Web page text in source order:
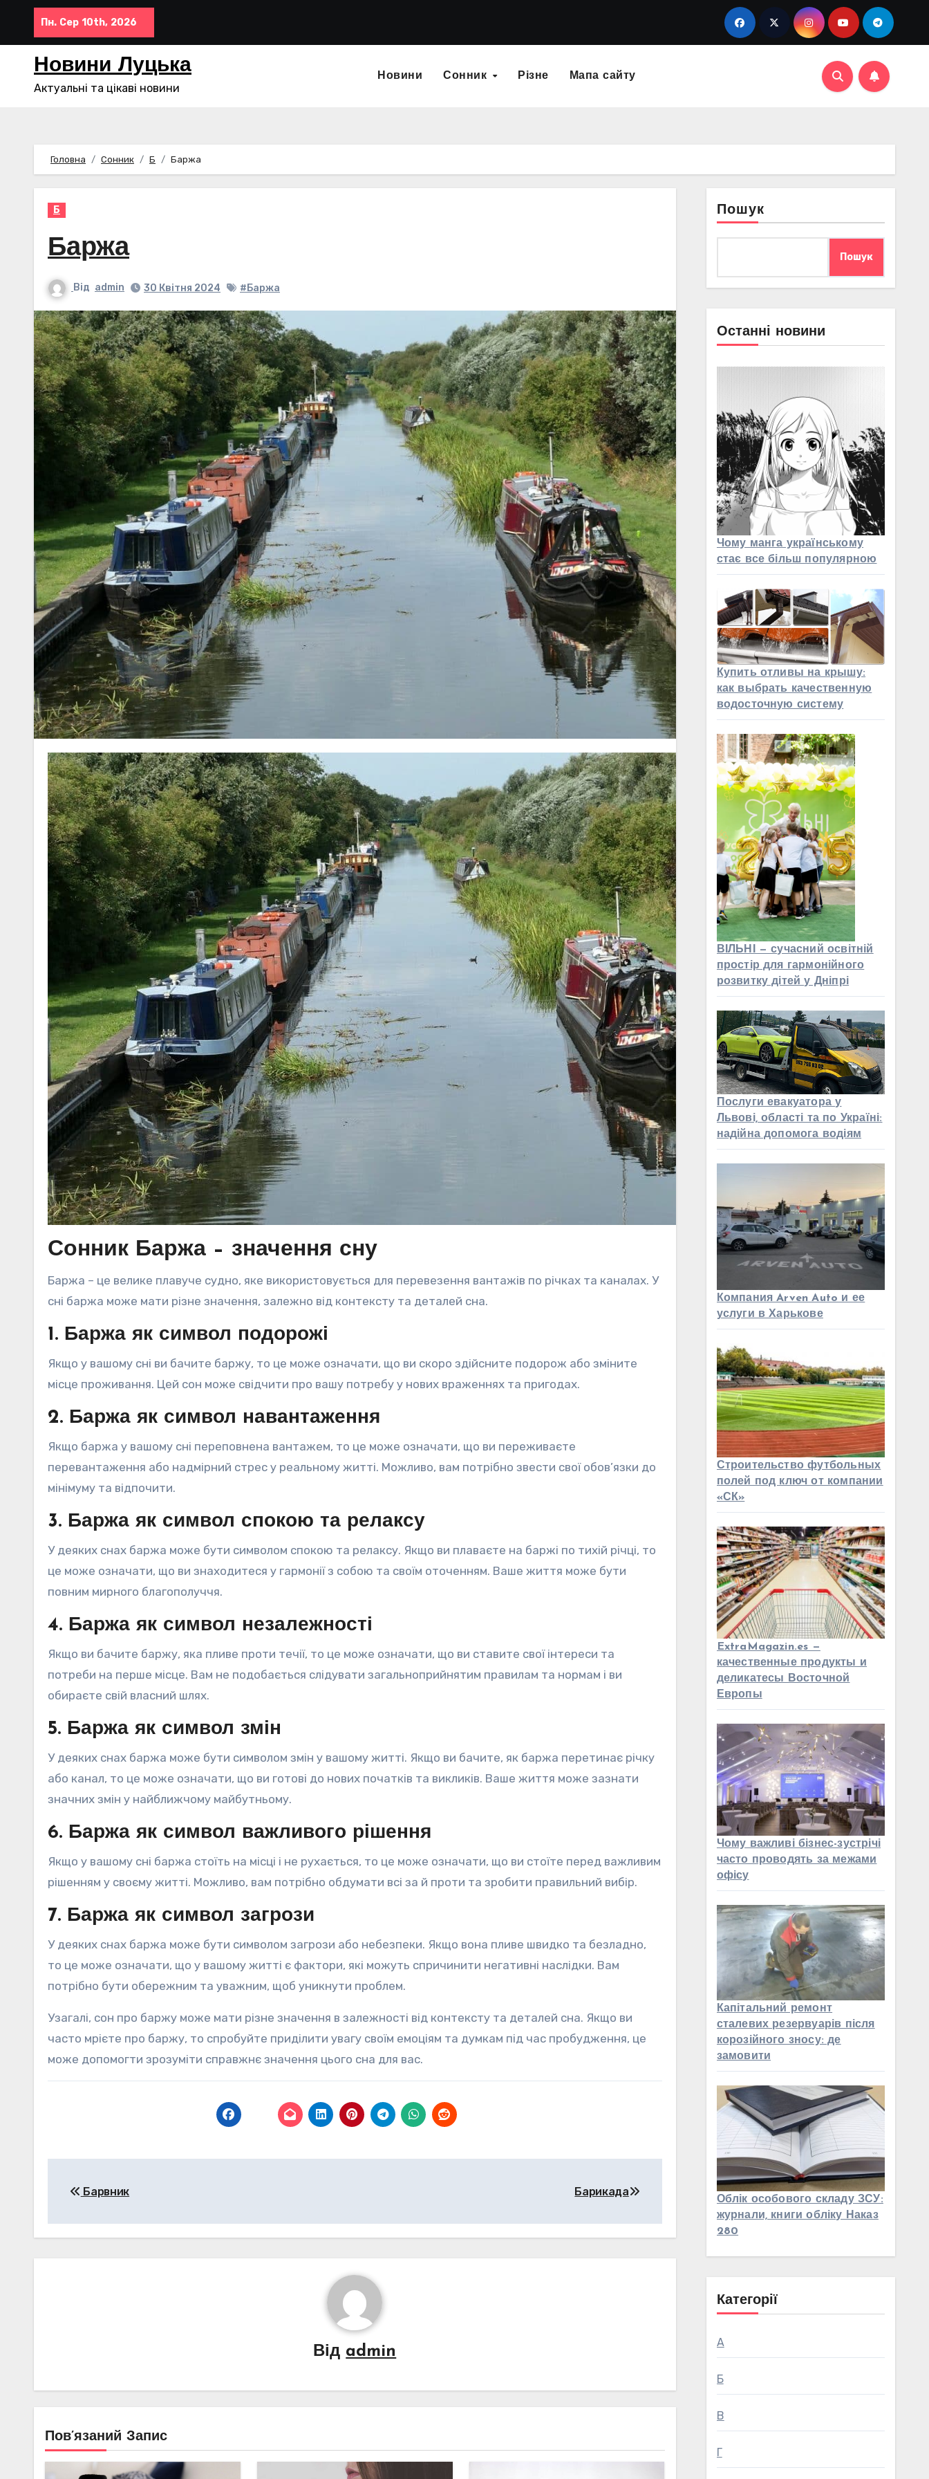
Перейти
контенту
Пн. Сер 10th, 2026
Новини Луцька
Актуальні та цікаві новини
Новини Сонник Різне Мапа сайту
Головна Сонник Б Баржа
Б
Баржа
Від admin 30 Квітня 2024 #Баржа
Сонник Баржа – значення сну
Баржа – це велике плавуче судно, яке використовується для перевезення вантажів по річках та каналах. У
сні баржа може мати різне значення, залежно від контексту та деталей сна.
1. Баржа як символ подорожі
Якщо у вашому сні ви бачите баржу, то це може означати, що ви скоро здійсните подорож або зміните
місце проживання. Цей сон може свідчити про вашу потребу у нових враженнях та пригодах.
2. Баржа як символ навантаження
Якщо баржа у вашому сні переповнена вантажем, то це може означати, що ви переживаєте
перевантаження або надмірний стрес у реальному житті. Можливо, вам потрібно звести свої обов’язки до
мінімуму та відпочити.
3. Баржа як символ спокою та релаксу
У деяких снах баржа може бути символом спокою та релаксу. Якщо ви плаваєте на баржі по тихій річці, то
це може означати, що ви знаходитеся у гармонії з собою та своїм оточенням. Ваше життя може бути
повним мирного благополуччя.
4. Баржа як символ незалежності
Якщо ви бачите баржу, яка пливе проти течії, то це може означати, що ви ставите свої інтереси та
потреби на перше місце. Вам не подобається слідувати загальноприйнятим правилам та нормам і ви
обираєте свій власний шлях.
5. Баржа як символ змін
У деяких снах баржа може бути символом змін у вашому житті. Якщо ви бачите, як баржа перетинає річку
або канал, то це може означати, що ви готові до нових початків та викликів. Ваше життя може зазнати
значних змін у найближчому майбутньому.
6. Баржа як символ важливого рішення
Якщо у вашому сні баржа стоїть на місці і не рухається, то це може означати, що ви стоїте перед важливим
рішенням у своєму житті. Можливо, вам потрібно обдумати всі за й проти та зробити правильний вибір.
7. Баржа як символ загрози
У деяких снах баржа може бути символом загрози або небезпеки. Якщо вона пливе швидко та безладно,
то це може означати, що у вашому житті є фактори, які можуть спричинити негативні наслідки. Вам
потрібно бути обережним та уважним, щоб уникнути проблем.
Узагалі, сон про баржу може мати різне значення в залежності від контексту та деталей сна. Якщо ви
часто мрієте про баржу, то спробуйте приділити увагу своїм емоціям та думкам під час пробудження, це
може допомогти зрозуміти справжнє значення цього сна для вас.
записів
Барвник Барикада
Від admin
Пов’язаний Запис
Пошук
Пошук
Останні новини
Чому манга українському
стає все більш популярною
Купить отливы на крышу:
как выбрать качественную
водосточную систему
ВІЛЬНІ — сучасний освітній
простір для гармонійного
розвитку дітей у Дніпрі
Послуги евакуатора у
Львові, області та по Україні:
надійна допомога водіям
Компания Arven Auto и ее
услуги в Харькове
Строительство футбольных
полей под ключ от компании
«СК»
ExtraMagazin.es —
качественные продукты и
деликатесы Восточной
Европы
Чому важливі бізнес-зустрічі
часто проводять за межами
офісу
Капітальний ремонт
сталевих резервуарів після
корозійного зносу: де
замовити
Облік особового складу ЗСУ:
журнали, книги обліку Наказ
280
Категорії
А
Б
В
Г